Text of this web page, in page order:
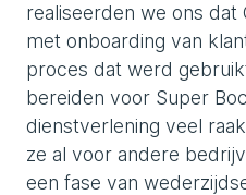
realiseerden we ons dat
met onboarding van
proces dat werd
bereiden voor Super
dienstverlening veel
ze al voor andere
een fase van